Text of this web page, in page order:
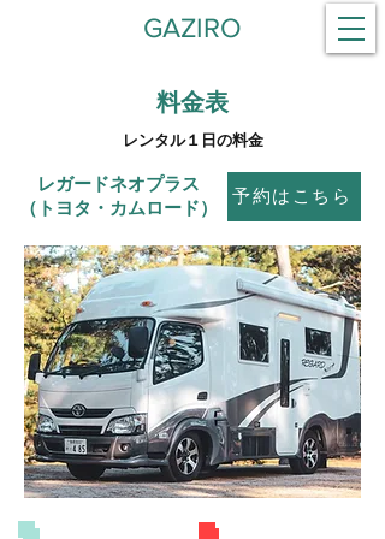
GAZIRO
​料金表
レンタル１日の料金
​レガードネオプラス
（トヨタ・カムロード）
予約はこちら